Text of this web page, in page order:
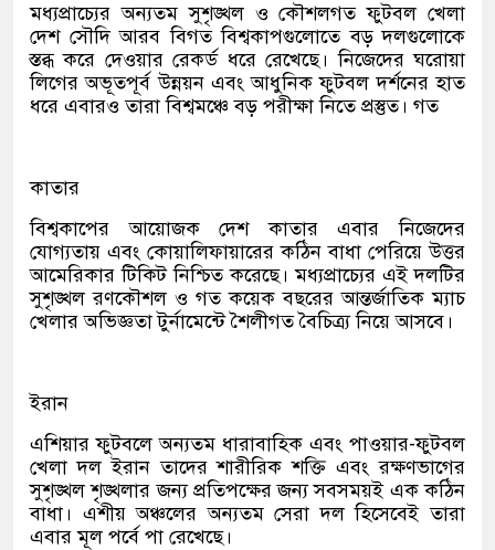
মধ্যপ্রাচ্যের অন্যতম সুশৃঙ্খল ও কৌশলগত ফুটবল খেলা
দেশ সৌদি আরব বিগত বিশ্বকাপগুলোতে বড় দলগুলোকে
স্তব্ধ করে দেওয়ার রেকর্ড ধরে রেখেছে। নিজেদের ঘরোয়া
লিগের অভূতপূর্ব উন্নয়ন এবং আধুনিক ফুটবল দর্শনের হাত
ধরে এবারও তারা বিশ্বমঞ্চে বড় পরীক্ষা নিতে প্রস্তুত। গত
কাতার
বিশ্বকাপের আয়োজক দেশ কাতার এবার নিজেদের
যোগ্যতায় এবং কোয়ালিফায়ারের কঠিন বাধা পেরিয়ে উত্তর
আমেরিকার টিকিট নিশ্চিত করেছে। মধ্যপ্রাচ্যের এই দলটির
সুশৃঙ্খল রণকৌশল ও গত কয়েক বছরের আন্তর্জাতিক ম্যাচ
খেলার অভিজ্ঞতা টুর্নামেন্টে শৈলীগত বৈচিত্র্য নিয়ে আসবে।
ইরান
এশিয়ার ফুটবলে অন্যতম ধারাবাহিক এবং পাওয়ার-ফুটবল
খেলা দল ইরান তাদের শারীরিক শক্তি এবং রক্ষণভাগের
সুশৃঙ্খল শৃঙ্খলার জন্য প্রতিপক্ষের জন্য সবসময়ই এক কঠিন
বাধা। এশীয় অঞ্চলের অন্যতম সেরা দল হিসেবেই তারা
এবার মূল পর্বে পা রেখেছে।